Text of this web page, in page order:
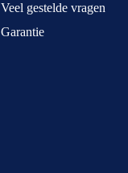
Veel gestelde vragen
Garantie